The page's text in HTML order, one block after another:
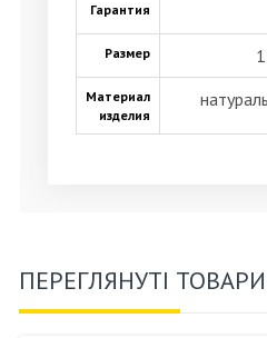
Гарантия
Размер
Материал
изделия
ПЕРЕГЛЯНУТІ ТОВАРИ